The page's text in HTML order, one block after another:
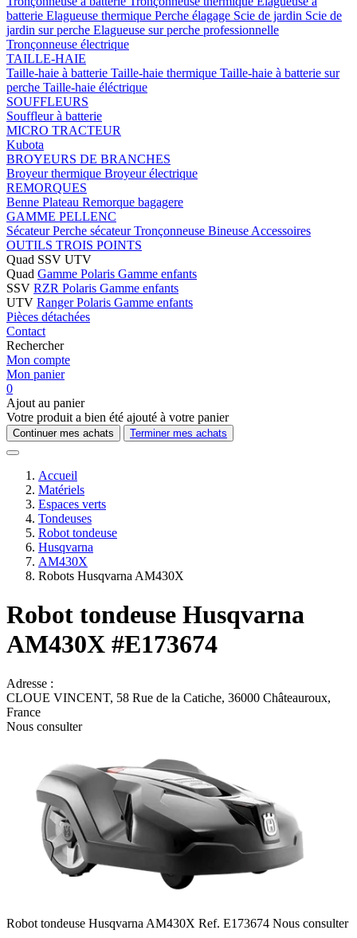
batterie Elagueuse thermique Perche élagage Scie de jardin Scie de
jardin sur perche Elagueuse sur perche professionnelle
Tronçonneuse électrique
TAILLE-HAIE
Taille-haie à batterie Taille-haie thermique Taille-haie à batterie sur
perche Taille-haie éléctrique
SOUFFLEURS
Souffleur à batterie
MICRO TRACTEUR
Kubota
BROYEURS DE BRANCHES
Broyeur thermique Broyeur électrique
REMORQUES
Benne Plateau Remorque bagagere
GAMME PELLENC
SécateurPerche sécateurTronçonneuse Bineuse Accessoires
OUTILS TROIS POINTS
Quad SSV UTV
Quad Gamme Polaris Gamme enfants
SSV RZR Polaris Gamme enfants
UTV Ranger Polaris Gamme enfants
Pièces détachées
Contact
Rechercher
Mon compte
Mon panier
0
Ajout au panier
Votre produit a bien été ajouté à votre panier
Continuer mes achats Terminer mes achats
Accueil
Matériels
Espaces verts
Tondeuses
Robot tondeuse
Husqvarna
AM430X
Robots Husqvarna AM430X
Robot tondeuse Husqvarna
AM430X #E173674
Adresse :
CLOUE VINCENT, 58 Rue de la Catiche, 36000 Châteauroux,
France
Nous consulter
Robot tondeuse Husqvarna AM430X Ref. E173674 Nous consulter